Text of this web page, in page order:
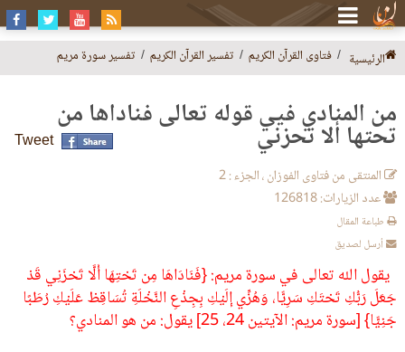
الرئيسية فتاوى القرآن الكريم تفسير القرآن الكريم تفسير سورة مريم
من المنادي فيي قوله تعالى فناداها من
تحتها ألا تحزني Tweet
المنتقى من فتاوى الفوزان ، الجزء : 2
عدد الزيارات: 126818
طباعة المقال
أرسل لصديق
يقول الله تعالى في سورة مريم‏:‏ ‏{‏فَنَادَاهَا مِن تَحْتِهَا أَلَّا تَحْزَنِي قَدْ
جَعَلَ رَبُّكِ تَحْتَكِ سَرِيًّا، وَهُزِّي إِلَيْكِ بِجِذْعِ النَّخْلَةِ تُسَاقِطْ عَلَيْكِ رُطَبًا
جَنِيًّا‏}‏ ‏[‏سورة مريم‏:‏ الآيتين 24، 25‏]‏ يقول‏:‏ من هو المنادي‏؟